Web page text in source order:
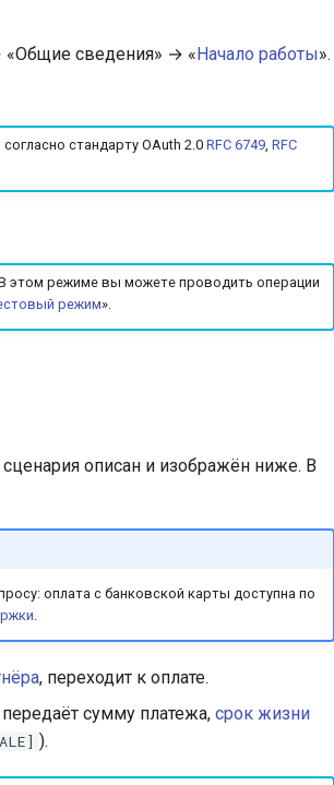
«Общие сведения» → «Начало работы».
стандарту OAuth 2.0RFC 6749, RFC
этом режиме вы можете проводить операции
режим».
описан и изображён ниже. В
оплата с банковской карты доступна по
.
, переходит к оплате.
сумму платежа, срок жизни
).